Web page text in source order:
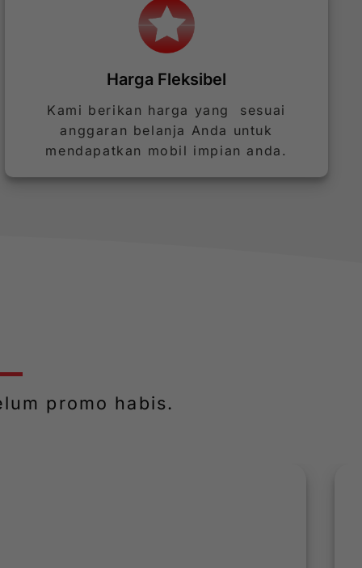
Harga Fleksibel
Kami berikan harga yang sesuai
anggaran belanja Anda untuk
mendapatkan mobil impian anda.
promo habis.